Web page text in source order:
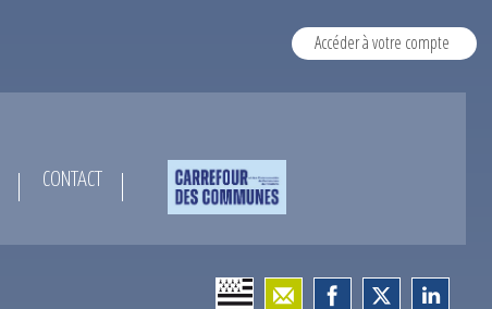
Accéder à votre compte
CONTACT